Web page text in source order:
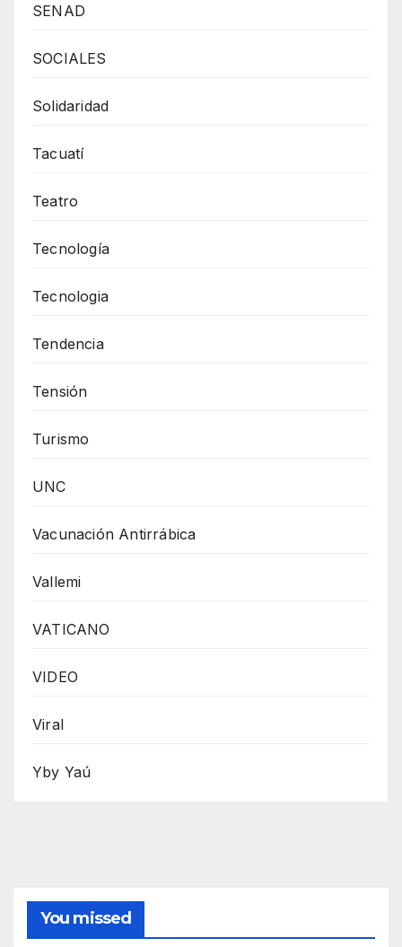
SENAD
SOCIALES
Solidaridad
Tacuatí
Teatro
Tecnología
Tecnologia
Tendencia
Tensión
Turismo
UNC
Vacunación Antirrábica
Vallemi
VATICANO
VIDEO
Viral
Yby Yaú
You missed